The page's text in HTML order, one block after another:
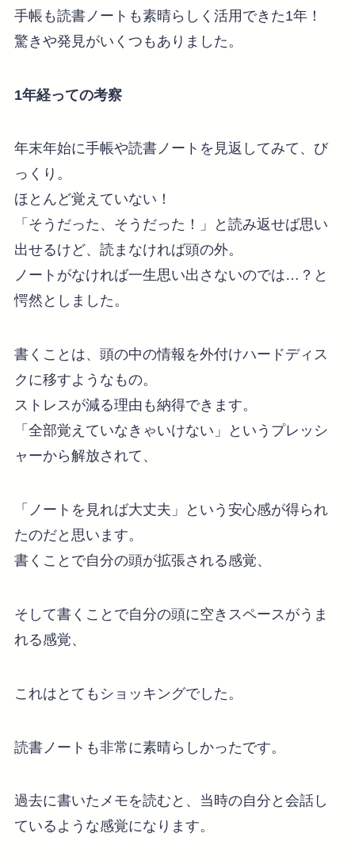
手帳も読書ノートも素晴らしく活用できた1年！
驚きや発見がいくつもありました。
1年経っての考察
年末年始に手帳や読書ノートを見返してみて、び
っくり。
ほとんど覚えていない！
「そうだった、そうだった！」と読み返せば思い
出せるけど、読まなければ頭の外。
ノートがなければ一生思い出さないのでは…？と
愕然としました。
書くことは、頭の中の情報を外付けハードディス
クに移すようなもの。
ストレスが減る理由も納得できます。
「全部覚えていなきゃいけない」というプレッシ
ャーから解放されて、
「ノートを見れば大丈夫」という安心感が得られ
たのだと思います。
書くことで自分の頭が拡張される感覚、
そして書くことで自分の頭に空きスペースがうま
れる感覚、
これはとてもショッキングでした。
読書ノートも非常に素晴らしかったです。
過去に書いたメモを読むと、当時の自分と会話し
ているような感覚になります。